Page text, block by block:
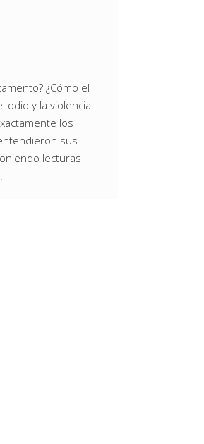
¿Cómo el
odio y la violencia
los
sus
lecturas